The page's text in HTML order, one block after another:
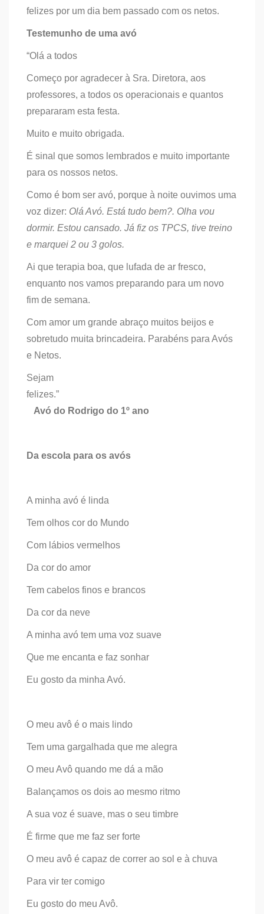
felizes por um dia bem passado com os netos.
Testemunho de uma avó
“Olá a todos
Começo por agradecer à Sra. Diretora, aos
professores, a todos os operacionais e quantos
prepararam esta festa.
Muito e muito obrigada.
É sinal que somos lembrados e muito importante
para os nossos netos.
Como é bom ser avó, porque à noite ouvimos uma
voz dizer: Olá Avó. Está tudo bem?. Olha vou
dormir. Estou cansado. Já fiz os TPCS, tive treino
e marquei 2 ou 3 golos.
Ai que terapia boa, que lufada de ar fresco,
enquanto nos vamos preparando para um novo
fim de semana.
Com amor um grande abraço muitos beijos e
sobretudo muita brincadeira. Parabéns para Avós
e Netos.
Sejam
felizes.”
Avó do Rodrigo do 1º ano
Da escola para os avós
A minha avó é linda
Tem olhos cor do Mundo
Com lábios vermelhos
Da cor do amor
Tem cabelos finos e brancos
Da cor da neve
A minha avó tem uma voz suave
Que me encanta e faz sonhar
Eu gosto da minha Avó.
O meu avô é o mais lindo
Tem uma gargalhada que me alegra
O meu Avô quando me dá a mão
Balançamos os dois ao mesmo ritmo
A sua voz é suave, mas o seu timbre
É firme que me faz ser forte
O meu avô é capaz de correr ao sol e à chuva
Para vir ter comigo
Eu gosto do meu Avô.